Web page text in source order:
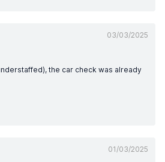
03/03/2025
the car check was already
01/03/2025